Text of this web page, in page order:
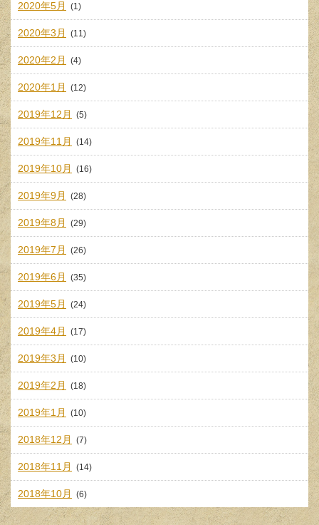
2020年5月 (1)
2020年3月 (11)
2020年2月 (4)
2020年1月 (12)
2019年12月 (5)
2019年11月 (14)
2019年10月 (16)
2019年9月 (28)
2019年8月 (29)
2019年7月 (26)
2019年6月 (35)
2019年5月 (24)
2019年4月 (17)
2019年3月 (10)
2019年2月 (18)
2019年1月 (10)
2018年12月 (7)
2018年11月 (14)
2018年10月 (6)